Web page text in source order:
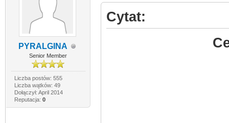
PYRALGINA
Senior Member
Liczba postów: 555
Liczba wątków: 49
Dołączył: April 2014
Reputacja: 0
Cytat: